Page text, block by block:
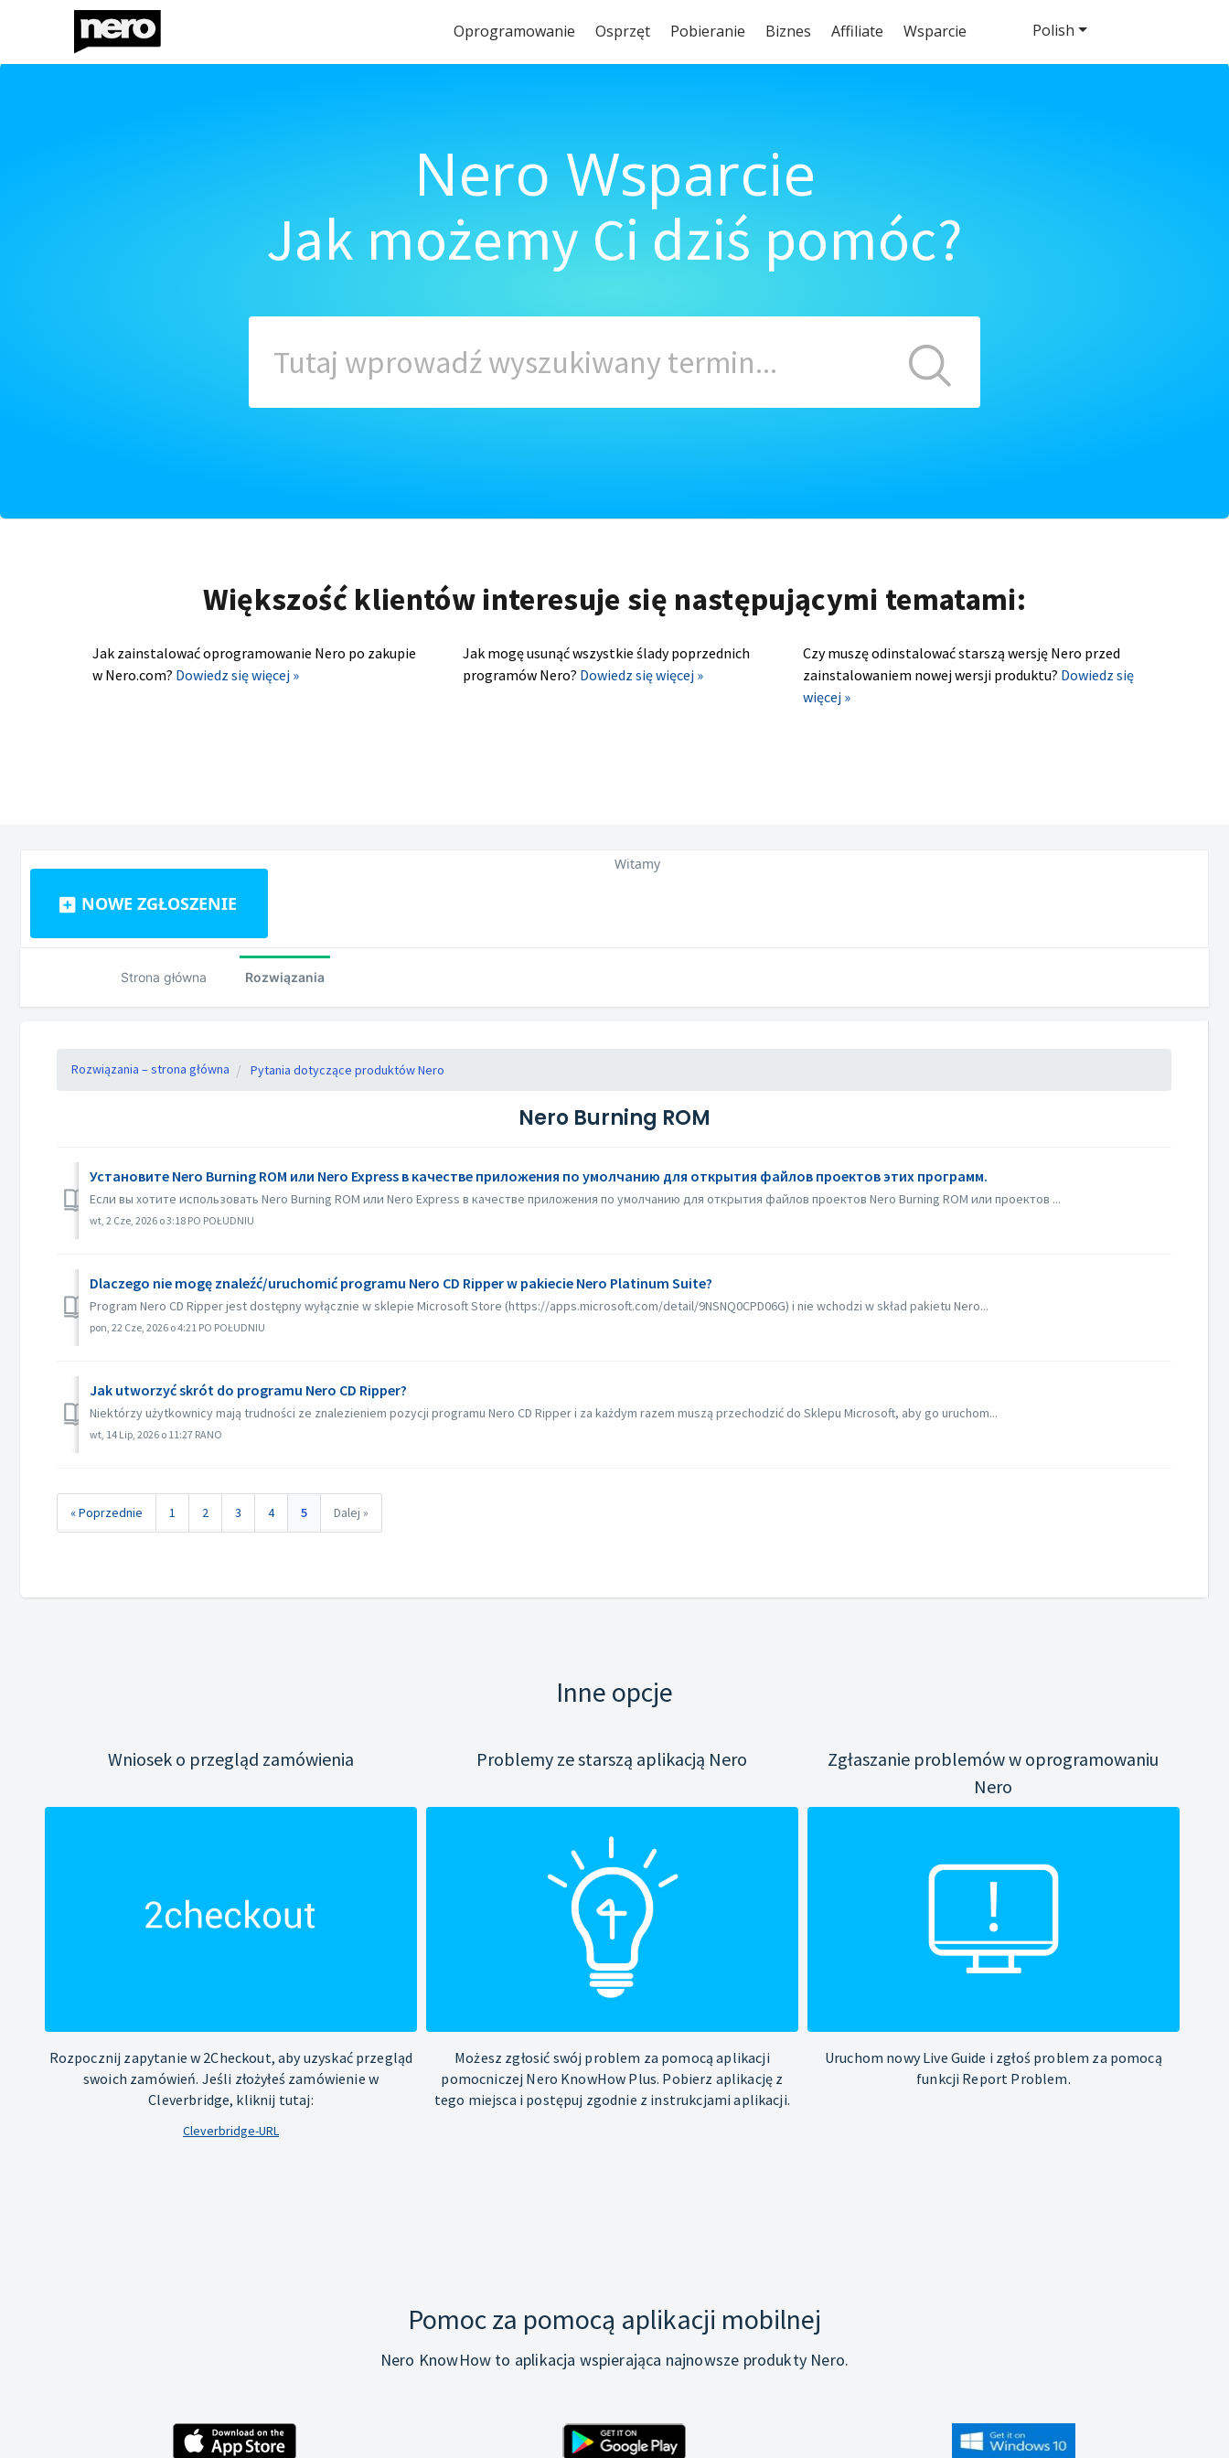
Oprogramowanie Osprzęt Pobieranie Biznes Affiliate Wsparcie
Nero Wsparcie
Jak możemy Ci dziś pomóc?
Większość klientów interesuje się następującymi tematami:
Jak zainstalować oprogramowanie Nero po zakupie
w Nero.com? Dowiedz się więcej »
Jak mogę usunąć wszystkie ślady poprzednich
programów Nero? Dowiedz się więcej »
Czy muszę odinstalować starszą wersję Nero przed
zainstalowaniem nowej wersji produktu? Dowiedz się
więcej »
NOWE ZGŁOSZENIE
Polish
Witamy
Strona główna Rozwiązania
Rozwiązania – strona główna Pytania dotyczące produktów Nero
Nero Burning ROM
Установите Nero Burning ROM или Nero Express в качестве приложения по умолчанию для открытия файлов проектов этих программ.
Если вы хотите использовать Nero Burning ROM или Nero Express в качестве приложения по умолчанию для открытия файлов проектов Nero Burning ROM или проектов ...
wt, 2 Cze, 2026 o 3:18 PO POŁUDNIU
Dlaczego nie mogę znaleźć/uruchomić programu Nero CD Ripper w pakiecie Nero Platinum Suite?
Program Nero CD Ripper jest dostępny wyłącznie w sklepie Microsoft Store (https://apps.microsoft.com/detail/9NSNQ0CPD06G) i nie wchodzi w skład pakietu Nero...
pon, 22 Cze, 2026 o 4:21 PO POŁUDNIU
Jak utworzyć skrót do programu Nero CD Ripper?
Niektórzy użytkownicy mają trudności ze znalezieniem pozycji programu Nero CD Ripper i za każdym razem muszą przechodzić do Sklepu Microsoft, aby go uruchom...
wt, 14 Lip, 2026 o 11:27 RANO
« Poprzednie 1 2 3 4 5 Dalej »
Inne opcje
Wniosek o przegląd zamówienia
Rozpocznij zapytanie w 2Checkout, aby uzyskać przegląd
swoich zamówień. Jeśli złożyłeś zamówienie w
Cleverbridge, kliknij tutaj:
Cleverbridge-URL
Problemy ze starszą aplikacją Nero
Możesz zgłosić swój problem za pomocą aplikacji
pomocniczej Nero KnowHow Plus. Pobierz aplikację z
tego miejsca i postępuj zgodnie z instrukcjami aplikacji.
Zgłaszanie problemów w oprogramowaniu
Nero
Uruchom nowy Live Guide i zgłoś problem za pomocą
funkcji Report Problem.
Pomoc za pomocą aplikacji mobilnej
Nero KnowHow to aplikacja wspierająca najnowsze produkty Nero.